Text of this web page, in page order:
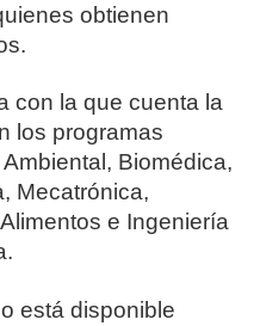
obtienen
con la que cuenta la
los programas
Biomédica,
Mecatrónica,
e Ingeniería
está disponible